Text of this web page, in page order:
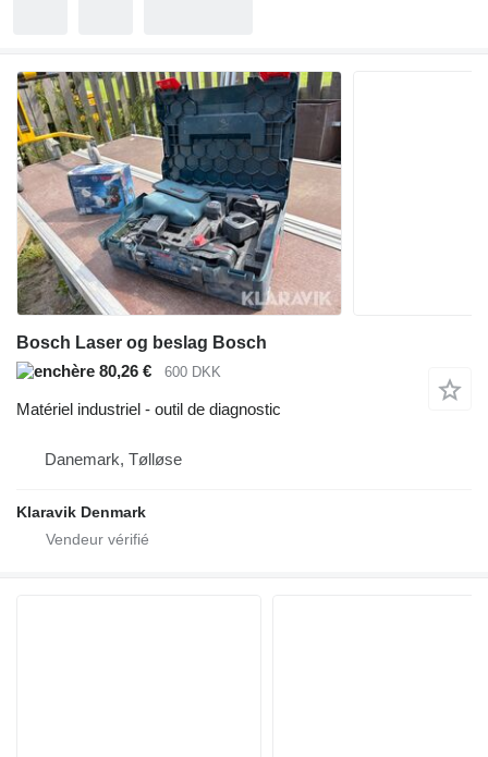
Bosch Laser og beslag Bosch
80,26 €
600 DKK
Matériel industriel - outil de diagnostic
Danemark, Tølløse
Klaravik Denmark